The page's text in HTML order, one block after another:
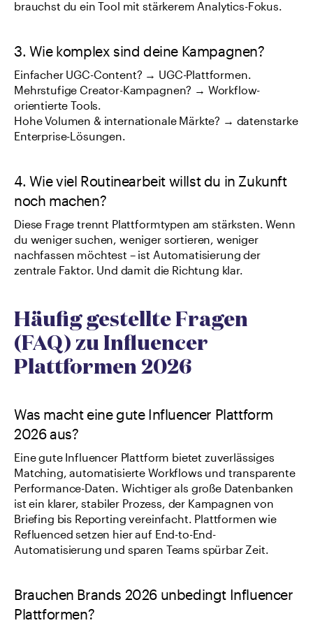
brauchst du ein Tool mit stärkerem Analytics-Fokus.
3. Wie komplex sind deine Kampagnen?
Einfacher UGC-Content? → UGC-Plattformen.
Mehrstufige Creator-Kampagnen? → Workflow-
orientierte Tools.
Hohe Volumen & internationale Märkte? → datenstarke
Enterprise-Lösungen.
4. Wie viel Routinearbeit willst du in Zukunft
noch machen?
Diese Frage trennt Plattformtypen am stärksten. Wenn
du weniger suchen, weniger sortieren, weniger
nachfassen möchtest – ist Automatisierung der
zentrale Faktor. Und damit die Richtung klar.
Häufig gestellte Fragen
(FAQ) zu Influencer
Plattformen 2026
Was macht eine gute Influencer Plattform
2026 aus?
Eine gute Influencer Plattform bietet zuverlässiges
Matching, automatisierte Workflows und transparente
Performance-Daten. Wichtiger als große Datenbanken
ist ein klarer, stabiler Prozess, der Kampagnen von
Briefing bis Reporting vereinfacht. Plattformen wie
Refluenced setzen hier auf End-to-End-
Automatisierung und sparen Teams spürbar Zeit.
Brauchen Brands 2026 unbedingt Influencer
Plattformen?